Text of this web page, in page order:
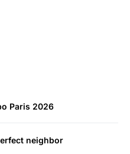
Paris 2026
neighbor